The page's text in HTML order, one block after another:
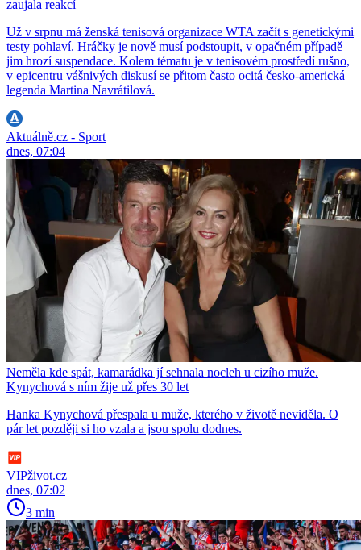
zaujala reakcí
Už v srpnu má ženská tenisová organizace WTA začít s genetickými
testy pohlaví. Hráčky je nově musí podstoupit, v opačném případě
jim hrozí suspendace. Kolem tématu je v tenisovém prostředí rušno,
v epicentru vášnivých diskusí se přitom často ocitá česko-americká
legenda Martina Navrátilová.
Aktuálně.cz - Sport
dnes, 07:04
Neměla kde spát, kamarádka jí sehnala nocleh u cizího muže.
Kynychová s ním žije už přes 30 let
Hanka Kynychová přespala u muže, kterého v životě neviděla. O
pár let později si ho vzala a jsou spolu dodnes.
VIPživot.cz
dnes, 07:02
3 min